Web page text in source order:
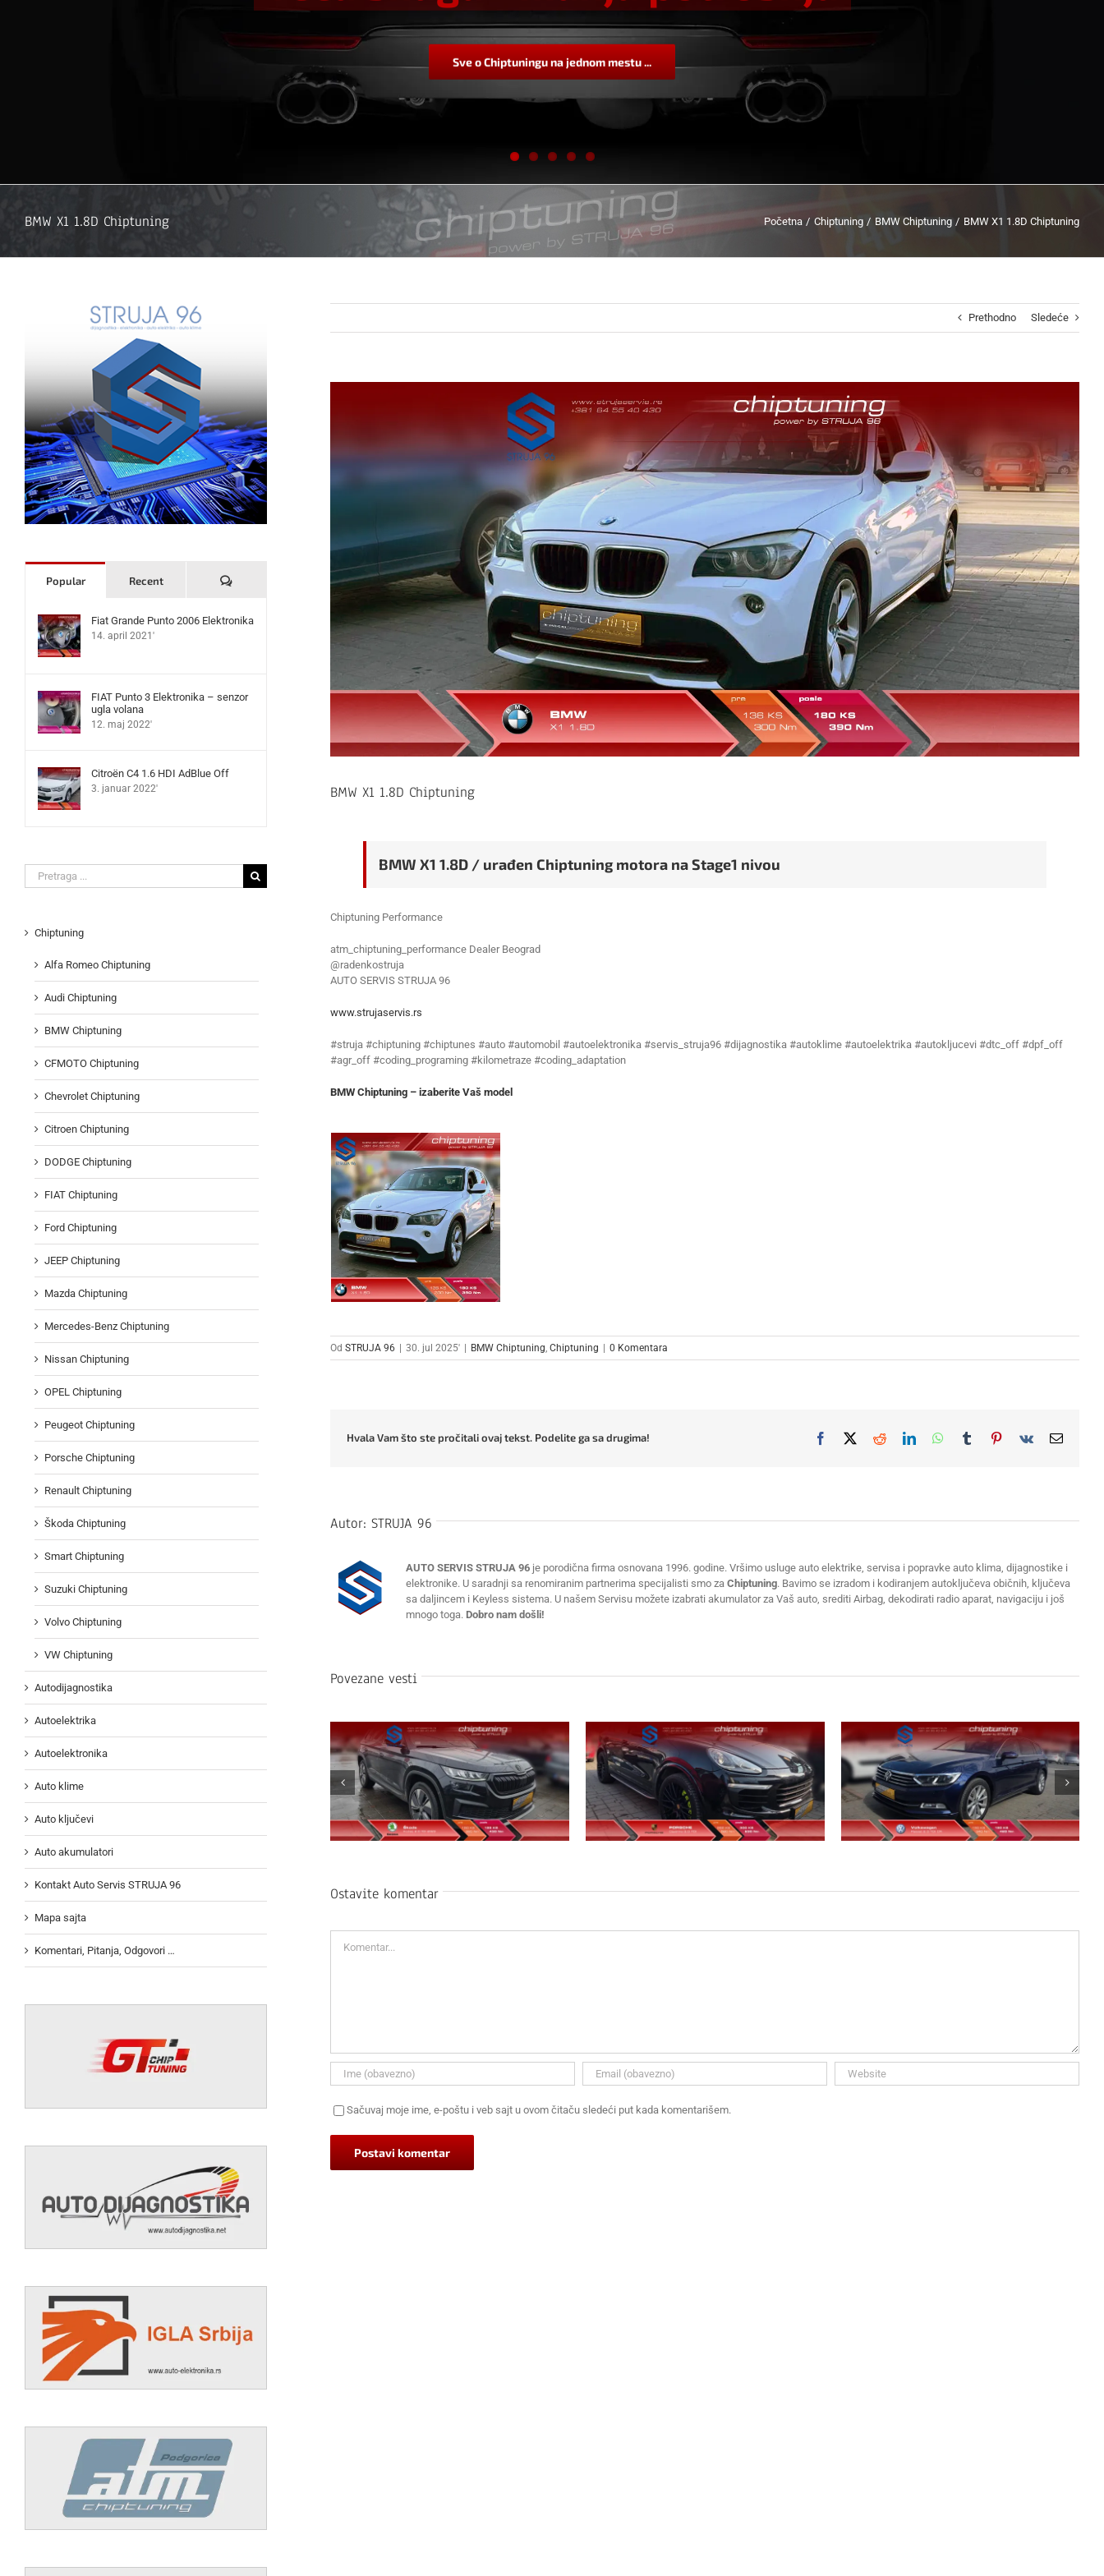
Sve o Chiptuningu na jednom mestu ...
BMW X1 1.8D Chiptuning Početna Chiptuning BMW Chiptuning BMW X1 1.8D Chiptuning
Prethodno Sledeće
BMW X1 1.8D Chiptuning
BMW X1 1.8D / urađen Chiptuning motora na Stage1 nivou
Chiptuning Performance
atm_chiptuning_performance Dealer Beograd
@radenkostruja
AUTO SERVIS STRUJA 96
www.strujaservis.rs
#struja #chiptuning #chiptunes #auto #automobil #autoelektronika #servis_struja96 #dijagnostika #autoklime #autoelektrika #autokljucevi #dtc_off #dpf_off
#agr_off #coding_programing #kilometraze #coding_adaptation
BMW Chiptuning – izaberite Vaš model
OdSTRUJA 96 | 30. jul 2025' | BMW Chiptuning ,Chiptuning | 0 Komentara
Hvala Vam što ste pročitali ovaj tekst. Podelite ga sa drugima! Facebook RedditLinkedInWhatsApp
Tumblr Pinterest
Vk Email
Autor:STRUJA 96
AUTO SERVIS STRUJA 96 je porodična firma osnovana 1996. godine. Vršimo usluge auto elektrike, servisa i popravke auto klima, dijagnostike i
elektronike. U saradnji sa renomiranim partnerima specijalisti smo zaChiptuning. Bavimo se izradom i kodiranjem autoključeva običnih, ključeva
sa daljincem i Keyless sistema. U našem Servisu možete izabrati akumulator za Vaš auto, srediti Airbag, dekodirati radio aparat, navigaciju i još
mnogo toga.Dobro nam došli!
Povezane vesti
Škoda Kodiaq 2.0 TDI 2023 Chiptuning
Volkswagen Passat 2.0 TDI CR
Chiptuning
Ostavite komentar
Sačuvaj moje ime, e-poštu i veb sajt u ovom čitaču sledeći put kada komentarišem.
Popular Recent Komentari
Fiat Grande Punto 2006 Elektronika
14. april 2021'
FIAT Punto 3 Elektronika – senzor
ugla volana
12. maj 2022'
Citroën C4 1.6 HDI AdBlue Off
3. januar 2022'
Search
for:
Chiptuning
Alfa Romeo Chiptuning
Audi Chiptuning
BMW Chiptuning
CFMOTO Chiptuning
Chevrolet Chiptuning
Citroen Chiptuning
DODGE Chiptuning
FIAT Chiptuning
Ford Chiptuning
JEEP Chiptuning
Mazda Chiptuning
Mercedes-Benz Chiptuning
Nissan Chiptuning
OPEL Chiptuning
Peugeot Chiptuning
Porsche Chiptuning
Renault Chiptuning
Škoda Chiptuning
Smart Chiptuning
Suzuki Chiptuning
Volvo Chiptuning
VW Chiptuning
Autodijagnostika
Autoelektrika
Autoelektronika
Auto klime
Auto ključevi
Auto akumulatori
Kontakt Auto Servis STRUJA 96
Mapa sajta
Komentari, Pitanja, Odgovori …